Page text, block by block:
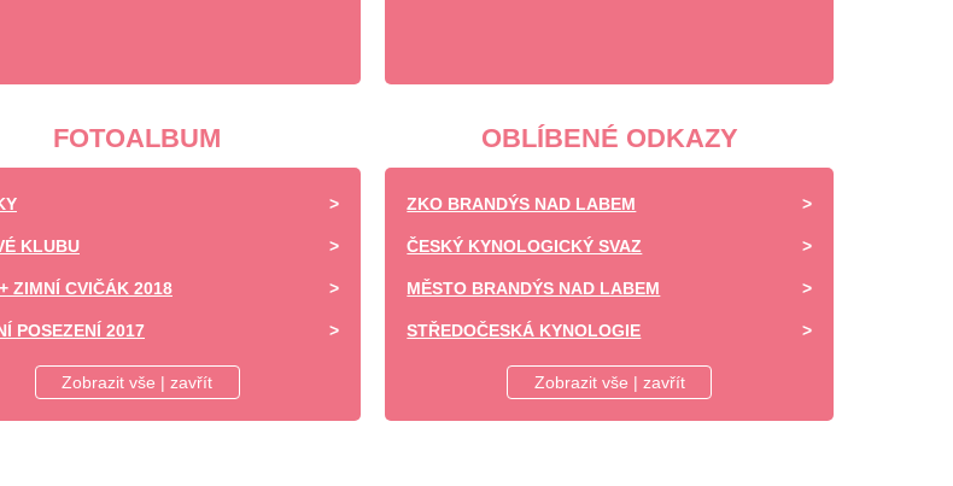
FOTOALBUM
KLUBU
ZIMNÍ CVIČÁK 2018
POSEZENÍ 2017
DEN ZÁPY 2017 -UKÁZKA VÝCVIKU
Zobrazit vše | zavřít
OBLÍBENÉ ODKAZY
ZKO BRANDÝS NAD LABEM
ČESKÝ KYNOLOGICKÝ SVAZ
MĚSTO BRANDÝS NAD LABEM
STŘEDOČESKÁ KYNOLOGIE
DAISY OF HIGHLAND - CHOVATELSKÁ STANICE -
Zobrazit vše | zavřít